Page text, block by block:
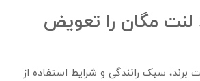
لنت مگان را تعویض
سبک رانندگی و شرایط استفاده از